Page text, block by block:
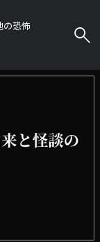
の恐怖